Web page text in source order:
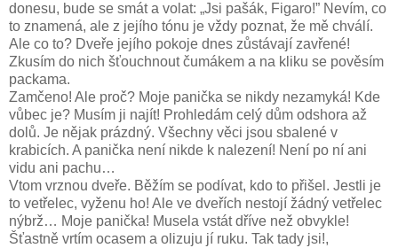
donesu, bude se smát a volat: „Jsi pašák, Figaro!” Nevím, co
to znamená, ale z jejího tónu je vždy poznat, že mě chválí.
Ale co to? Dveře jejího pokoje dnes zůstávají zavřené!
Zkusím do nich šťouchnout čumákem a na kliku se pověsím
packama.
Zamčeno! Ale proč? Moje panička se nikdy nezamyká! Kde
vůbec je? Musím ji najít! Prohledám celý dům odshora až
dolů. Je nějak prázdný. Všechny věci jsou sbalené v
krabicích. A panička není nikde k nalezení! Není po ní ani
vidu ani pachu…
Vtom vrznou dveře. Běžím se podívat, kdo to přišel. Jestli je
to vetřelec, vyženu ho! Ale ve dveřích nestojí žádný vetřelec
nýbrž… Moje panička! Musela vstát dříve než obvykle!
Šťastně vrtím ocasem a olizuju jí ruku. Tak tady jsi!,